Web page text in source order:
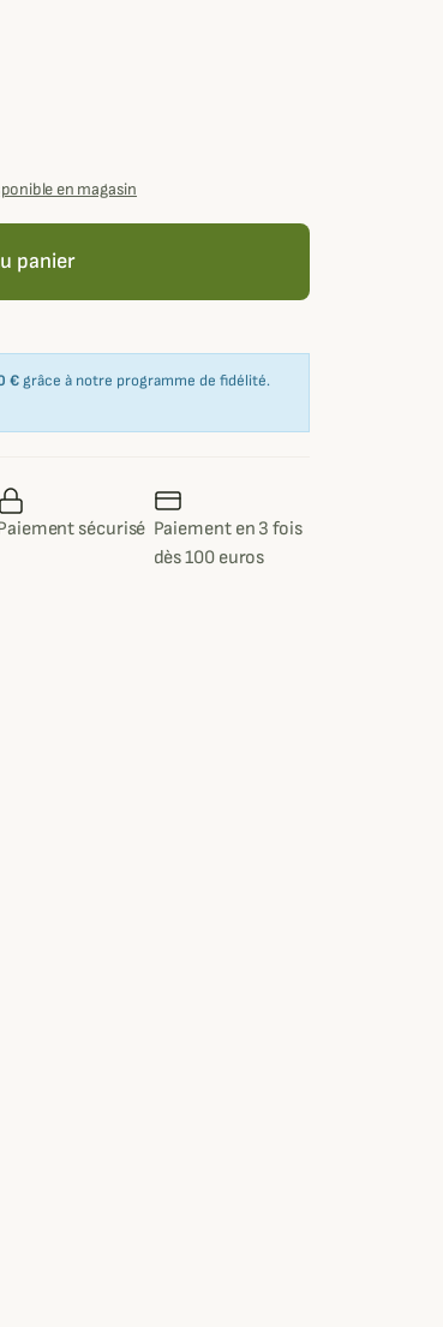
en magasin
panier
€ grâce à notre programme de fidélité.
sécurisé Paiement en 3 fois
dès 100 euros